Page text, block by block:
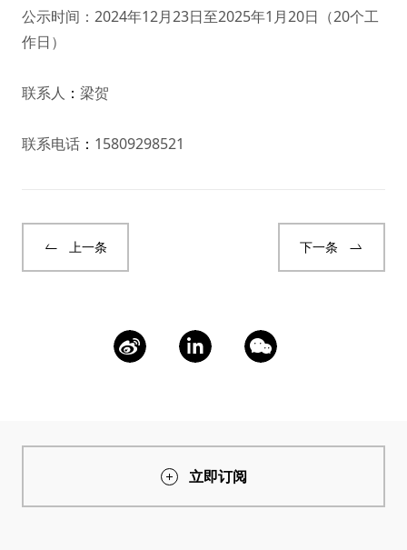
公示时间：2024年12月23日至2025年1月20日（20个工
作日）
联系人 ： 梁贺
联系电话 ： 15809298521
上一条 下一条
立即订阅